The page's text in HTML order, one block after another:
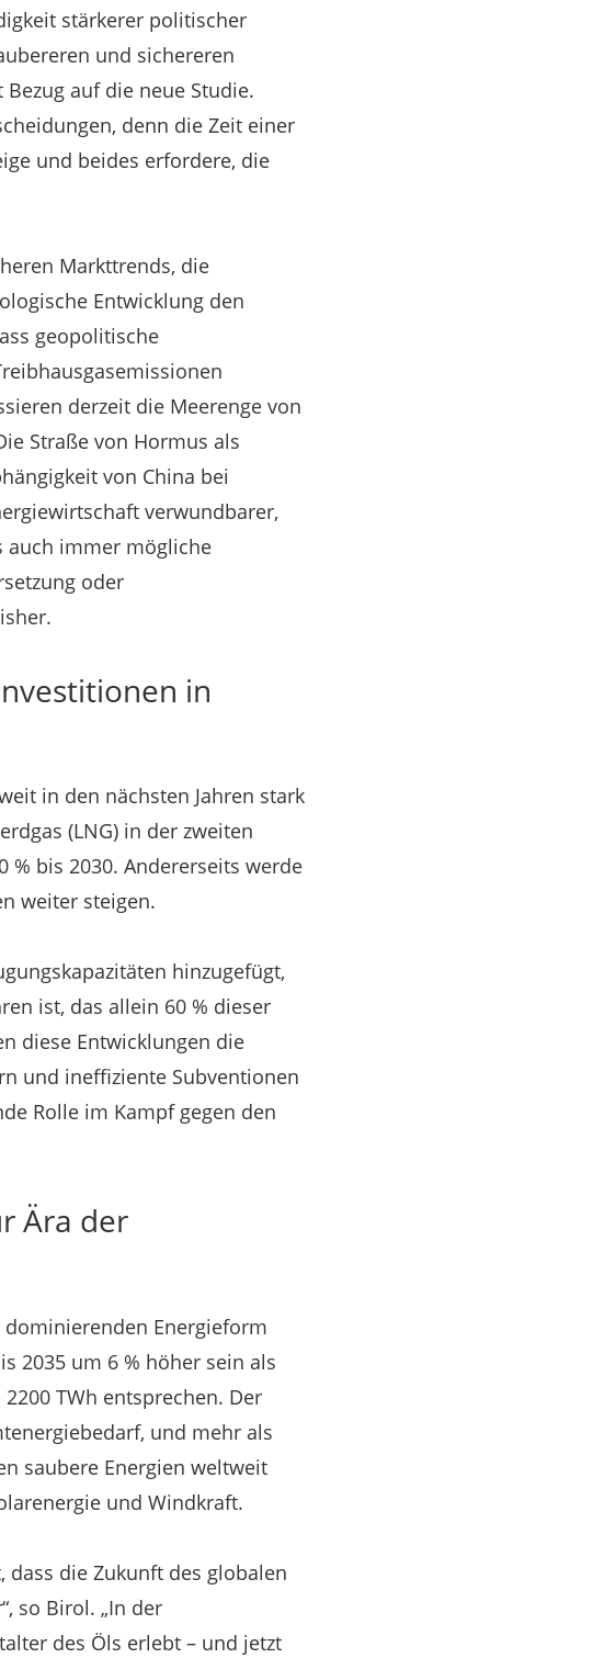
stärkerer politischer
und sichereren
auf die neue Studie.
denn die Zeit einer
und beides erfordere, die
Markttrends, die
Entwicklung den
geopolitische
derzeit die Meerenge von
Straße von Hormus als
von China bei
verwundbarer,
auch immer mögliche
oder
in
in den nächsten Jahren stark
(LNG) in der zweiten
% bis 2030. Andererseits werde
weiter steigen.
hinzugefügt,
ist, das allein 60 % dieser
diese Entwicklungen die
und ineffiziente Subventionen
Rolle im Kampf gegen den
Ära der
Energieform
2035 um 6 % höher sein als
TWh entsprechen. Der
und mehr als
saubere Energien weltweit
und Windkraft.
dass die Zukunft des globalen
so Birol. „In der
des Öls erlebt – und jetzt